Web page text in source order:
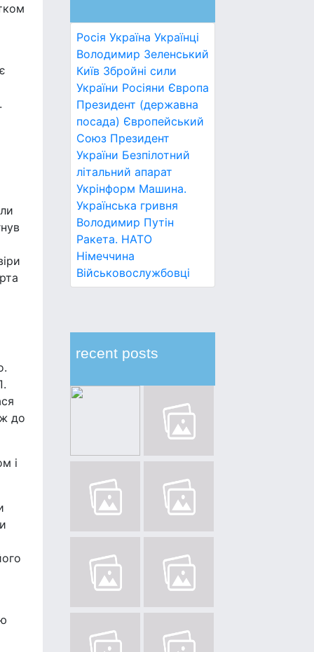
Росія Україна Українці
Володимир Зеленський
Київ Збройні сили
України Росіяни Європа
Президент (державна
посада) Європейський
Союз Президент
України Безпілотний
літальний апарат
Укрінформ Машина.
Українська гривня
Володимир Путін
Ракета. НАТО
Німеччина
Військовослужбовці
recent posts
до
і